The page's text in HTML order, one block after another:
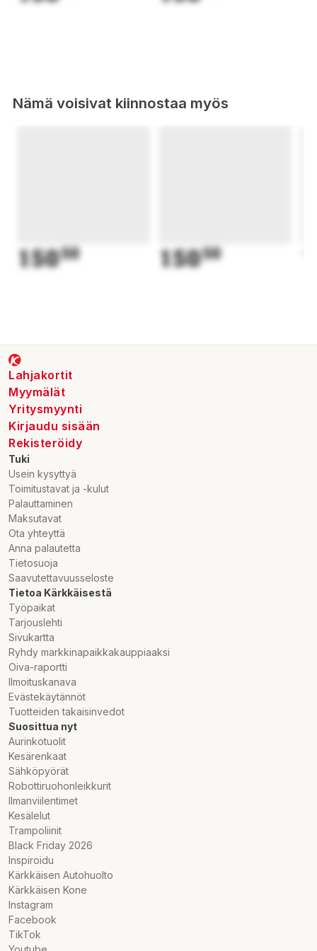
Nämä voisivat kiinnostaa myös
15050 15050
Lahjakortit
Myymälät
Yritysmyynti
Kirjaudu sisään
Rekisteröidy
Tuki
Usein kysyttyä
Toimitustavat ja -kulut
Palauttaminen
Maksutavat
Ota yhteyttä
Anna palautetta
Tietosuoja
Saavutettavuusseloste
Tietoa Kärkkäisestä
Työpaikat
Tarjouslehti
Sivukartta
Ryhdy markkinapaikkakauppiaaksi
Oiva-raportti
Ilmoituskanava
Evästekäytännöt
Tuotteiden takaisinvedot
Suosittua nyt
Aurinkotuolit
Kesärenkaat
Sähköpyörät
Robottiruohonleikkurit
Ilmanviilentimet
Kesälelut
Trampoliinit
Black Friday 2026
Inspiroidu
Kärkkäisen Autohuolto
Kärkkäisen Kone
Instagram
Facebook
TikTok